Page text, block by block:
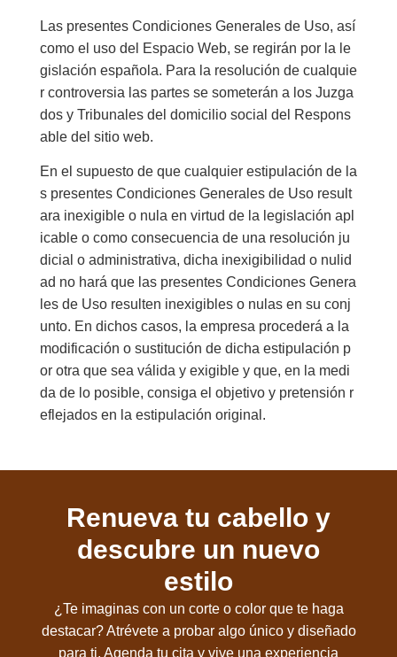
Las presentes Condiciones Generales de Uso, así
como el uso del Espacio Web, se regirán por la le
gislación española. Para la resolución de cualquie
r controversia las partes se someterán a los Juzga
dos y Tribunales del domicilio social del Respons
able del sitio web.
En el supuesto de que cualquier estipulación de la
s presentes Condiciones Generales de Uso result
ara inexigible o nula en virtud de la legislación apl
icable o como consecuencia de una resolución ju
dicial o administrativa, dicha inexigibilidad o nulid
ad no hará que las presentes Condiciones Genera
les de Uso resulten inexigibles o nulas en su conj
unto. En dichos casos, la empresa procederá a la
modificación o sustitución de dicha estipulación p
or otra que sea válida y exigible y que, en la medi
da de lo posible, consiga el objetivo y pretensión r
eflejados en la estipulación original.
Renueva tu cabello y
descubre un nuevo
estilo
¿Te imaginas con un corte o color que te haga
destacar? Atrévete a probar algo único y diseñado
para ti. Agenda tu cita y vive una experiencia